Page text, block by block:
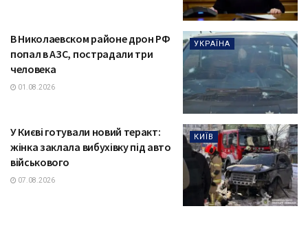
УКРАЇНА
В Николаевском районе дрон РФ
попал в АЗС, пострадали три
человека
01.08.2026
КИЇВ
У Києві готували новий теракт:
жінка заклала вибухівку під авто
військового
07.08.2026